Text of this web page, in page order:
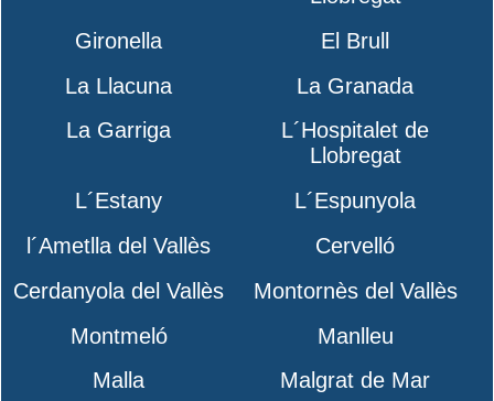
Gironella
El Brull
La Llacuna
La Granada
La Garriga
L´Hospitalet de
Llobregat
L´Estany
L´Espunyola
l´Ametlla del Vallès
Cervelló
Cerdanyola del Vallès
Montornès del Vallès
Montmeló
Manlleu
Malla
Malgrat de Mar